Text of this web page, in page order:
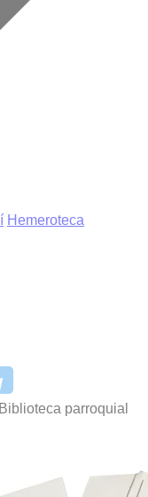
Hemeroteca
parroquial